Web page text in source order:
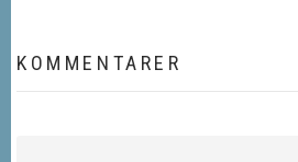
KOMMENTARER